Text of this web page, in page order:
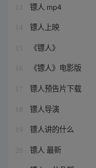
13 镖人 mp4
14 镖人上映
15 《镖人》
16 《镖人》电影版
17 镖人预告片下载
18 镖人导演
19 镖人讲的什么
20 镖人 最新